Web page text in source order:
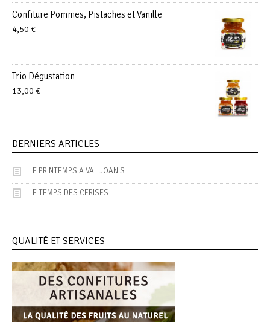
Confiture Pommes, Pistaches et Vanille
4,50 €
Trio Dégustation
13,00 €
DERNIERS ARTICLES
LE PRINTEMPS A VAL JOANIS
LE TEMPS DES CERISES
QUALITÉ ET SERVICES